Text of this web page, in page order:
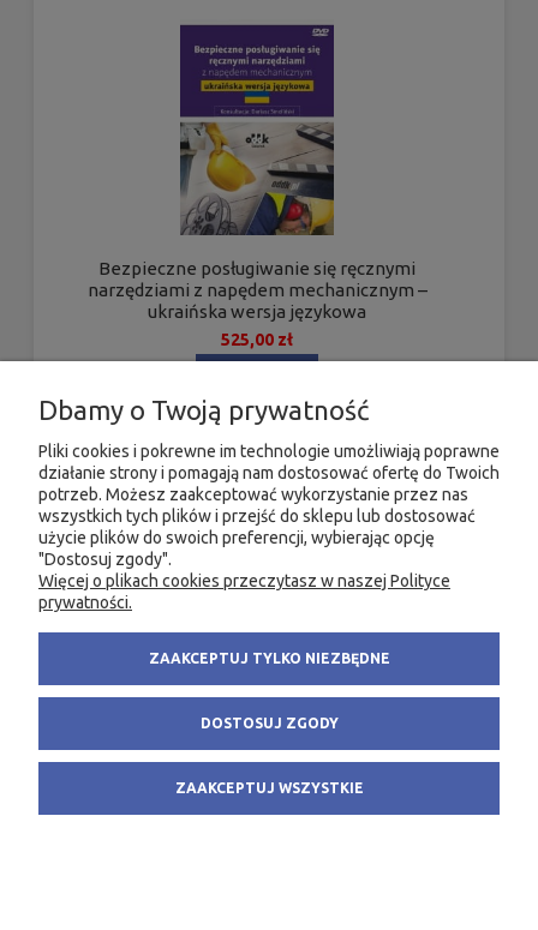
Bezpieczne posługiwanie się ręcznymi
narzędziami z napędem mechanicznym –
ukraińska wersja językowa
525,00 zł
Bezpieczne posługiwanie się ręcznymi
narzędziami z napędem mechanicznym –
Dbamy o Twoją prywatność
Pliki cookies i pokrewne im technologie umożliwiają poprawne
działanie strony i pomagają nam dostosować ofertę do Twoich
potrzeb. Możesz zaakceptować wykorzystanie przez nas
wszystkich tych plików i przejść do sklepu lub dostosować
użycie plików do swoich preferencji, wybierając opcję
"Dostosuj zgody".
Więcej o plikach cookies przeczytasz w naszej Polityce
prywatności.
ZAAKCEPTUJ TYLKO NIEZBĘDNE
DOSTOSUJ ZGODY
ZAAKCEPTUJ WSZYSTKIE